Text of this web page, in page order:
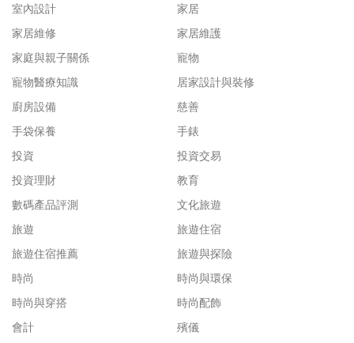
室內設計
家居
家居維修
家居維護
家庭與親子關係
寵物
寵物醫療知識
居家設計與裝修
廚房設備
慈善
手袋保養
手錶
投資
投資交易
投資理財
教育
數碼產品評測
文化旅遊
旅遊
旅遊住宿
旅遊住宿推薦
旅遊與探險
時尚
時尚與環保
時尚與穿搭
時尚配飾
會計
殯儀